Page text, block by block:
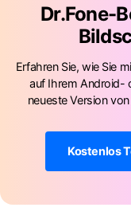
Dienstprogramme
Überblick
Presseraum
Alles-in-einem-
Weitere Tools und
Full Toolkit anzeigen
Entdecken Sie
Lernen und
Ressourcen & Lernen
Hilfe und
Dr.Fone-
Erfahren Sie, wie Sie
auf Ihrem Android-
neueste Version
Kostenlos